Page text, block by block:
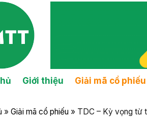
Giới thiệu Giải mã cổ phiếu
» Giải mã cổ phiếu» TDC – Kỳ vọng từ